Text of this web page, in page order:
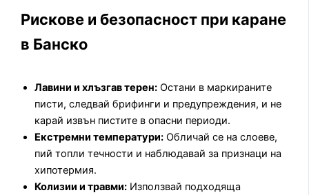
Рискове и безопасност при каране
в Банско
Лавини и хлъзгав терен: Остани в маркираните
писти, следвай брифинги и предупреждения, и не
карай извън пистите в опасни периоди.
Екстремни температури: Обличай се на слоеве,
пий топли течности и наблюдавай за признаци на
хипотермия.
Колизии и травми: Използвай подходяща